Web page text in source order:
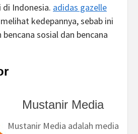
Indonesia. adidas gazelle
kedepannya, sebab ini
sosial dan bencana
Mustanir Media
Mustanir Media adalah media